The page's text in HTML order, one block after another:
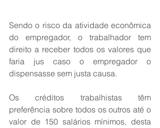
Sendo o risco da atividade econômica
do empregador, o trabalhador tem
direito a receber todos os valores que
faria jus caso o empregador o
dispensasse sem justa causa.
Os créditos trabalhistas têm
preferência sobre todos os outros até o
valor de 150 salários mínimos, desta